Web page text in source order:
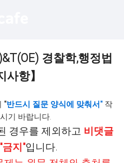
게
게
경찰학,행정법
사항】
"반드시 질문 양식에 맞춰서"작
기 바랍니다.
경우를 제외하고 비댓글
금지"입니다.